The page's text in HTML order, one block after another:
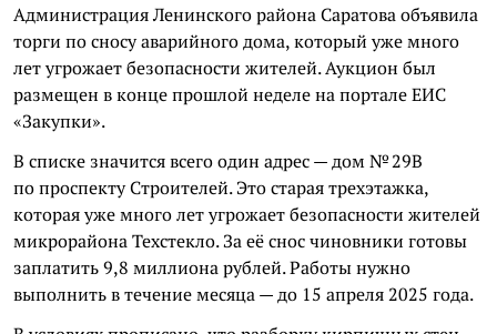
Администрация Ленинского района Саратова объявила
торги по сносу аварийного дома, который уже много
лет угрожает безопасности жителей. Аукцион был
размещен в конце прошлой неделе на портале ЕИС
«Закупки».
В списке значится всего один адрес — дом № 29В
по проспекту Строителей. Это старая трехэтажка,
которая уже много лет угрожает безопасности жителей
микрорайона Техстекло. За её снос чиновники готовы
заплатить 9,8 миллиона рублей. Работы нужно
выполнить в течение месяца — до 15 апреля 2025 года.